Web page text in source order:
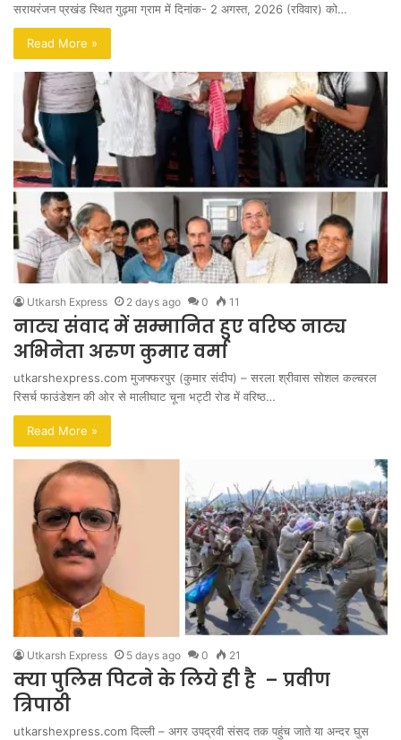
सरायरंजन प्रखंड स्थित गुढ़मा ग्राम में दिनांक- 2 अगस्त, 2026 (रविवार) को…
Read More »
Utkarsh Express 2 days ago 0 11
नाट्य संवाद में सम्मानित हुए वरिष्ठ नाट्य
अभिनेता अरुण कुमार वर्मा
utkarshexpress.com मुजफ्फरपुर (कुमार संदीप) – सरला श्रीवास सोशल कल्चरल
रिसर्च फाउंडेशन की ओर से मालीघाट चूना भट्टी रोड में वरिष्ठ…
Read More »
Utkarsh Express 5 days ago 0 21
क्या पुलिस पिटने के लिये ही है – प्रवीण
त्रिपाठी
utkarshexpress.com दिल्ली – अगर उपद्रवी संसद तक पहुंच जाते या अन्दर घुस